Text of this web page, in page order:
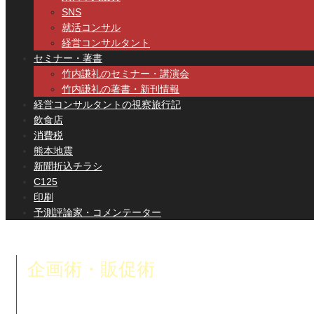
SNS
就活コンサル
経営コンサルタント
セミナー・著書
竹内謙礼のセミナー・講演会
竹内謙礼の著書・新刊情報
経営コンサルタントの視察旅行記
飲食店
消費税
熊本地震
新聞折込チラシ
C125
印刷
予測評論家・コメンテーター
企画術・販促術